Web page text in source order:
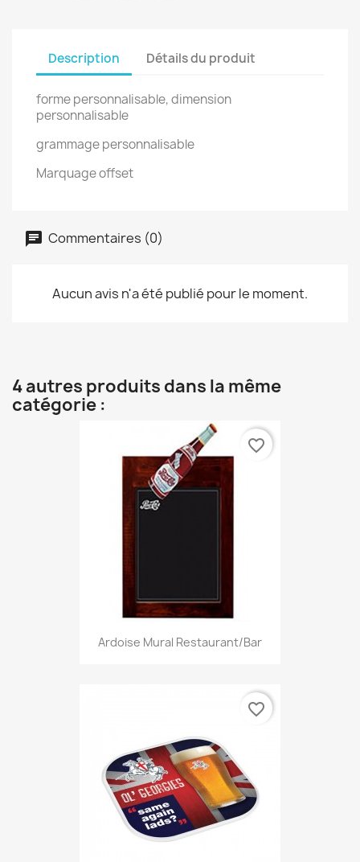
Description Détails du produit
forme personnalisable, dimension
personnalisable
grammage personnalisable
Marquage offset
Commentaires (0)
Aucun avis n'a été publié pour le moment.
4 autres produits dans la même
catégorie :
Ardoise Mural Restaurant/bar
favorite_border
favorite_border